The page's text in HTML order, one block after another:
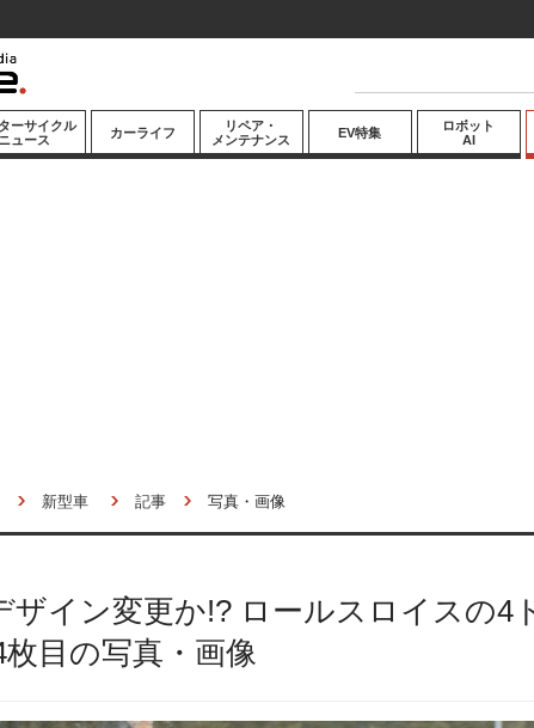
ーサイクル
ニュース
カーライフ
リペア・
メンテナンス
EV特集
ロボット
AI
新型車 記事 写真・画像
ザイン変更か!? ロールスロイスの4
目の写真・画像